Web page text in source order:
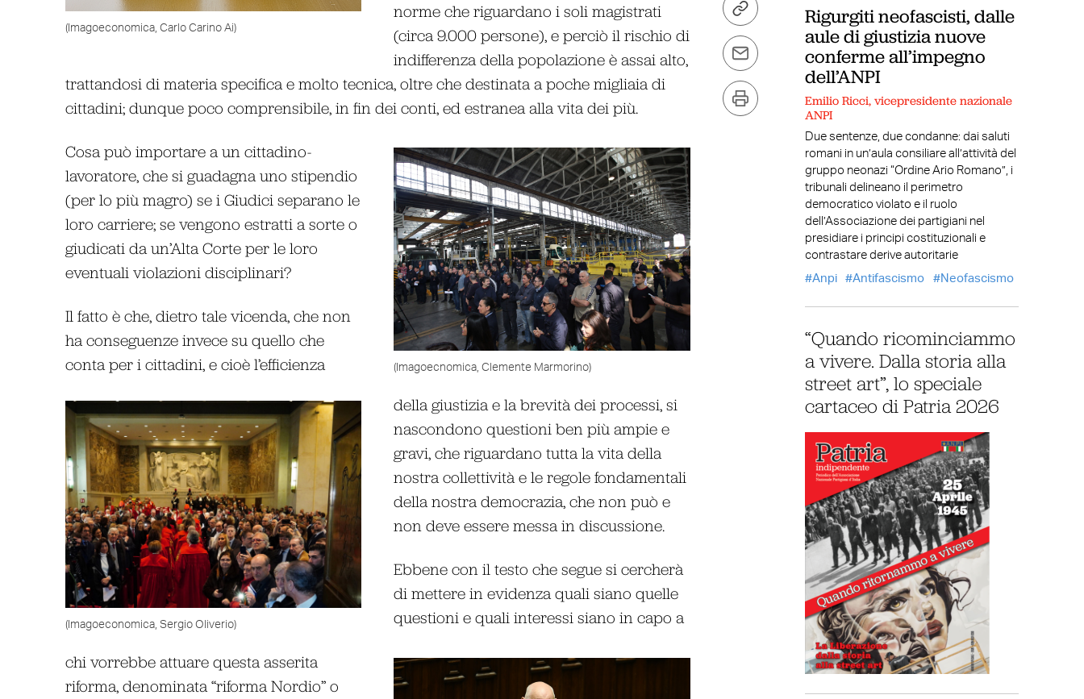
(Imagoeconomica, Carlo Carino Ai)
norme che riguardano i soli magistrati
(circa 9.000 persone), e perciò il rischio di
indifferenza della popolazione è assai alto,
trattandosi di materia specifica e molto tecnica, oltre che destinata a poche migliaia di
cittadini; dunque poco comprensibile, in fin dei conti, ed estranea alla vita dei più.
(Imagoecnomica, Clemente Marmorino)
Cosa può importare a un cittadino-
lavoratore, che si guadagna uno stipendio
(per lo più magro) se i Giudici separano le
loro carriere; se vengono estratti a sorte o
giudicati da un’Alta Corte per le loro
eventuali violazioni disciplinari?
(Imagoeconomica, Sergio Oliverio)
Il fatto è che, dietro tale vicenda, che non
ha conseguenze invece su quello che
conta per i cittadini, e cioè l’efficienza
della giustizia e la brevità dei processi, si
nascondono questioni ben più ampie e
gravi, che riguardano tutta la vita della
nostra collettività e le regole fondamentali
della nostra democrazia, che non può e
non deve essere messa in discussione.
Ebbene con il testo che segue si cercherà
di mettere in evidenza quali siano quelle
questioni e quali interessi siano in capo a
chi vorrebbe attuare questa asserita
riforma, denominata “riforma Nordio” o
Rigurgiti neofascisti, dalle
aule di giustizia nuove
conferme all’impegno
dell’ANPI
Emilio Ricci, vicepresidente nazionale
ANPI
Due sentenze, due condanne: dai saluti
romani in un’aula consiliare all’attività del
gruppo neonazi “Ordine Ario Romano”, i
tribunali delineano il perimetro
democratico violato e il ruolo
dell’Associazione dei partigiani nel
presidiare i principi costituzionali e
contrastare derive autoritarie
Anpi
Antifascismo Neofascismo
“Quando ricominciammo
a vivere. Dalla storia alla
street art”, lo speciale
cartaceo di Patria 2026